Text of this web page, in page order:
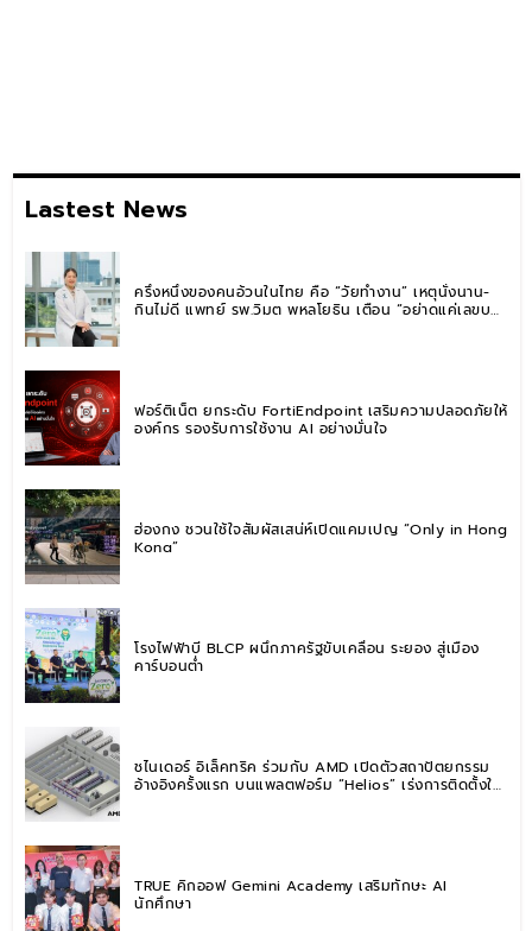
Lastest News
ครึ่งหนึ่งของคนอ้วนในไทย คือ “วัยทำงาน” เหตุนั่งนาน-
กินไม่ดี แพทย์ รพ.วิมุต พหลโยธิน เตือน “อย่าดูแค่เลขบน
ฟอร์ติเน็ต ยกระดับ FortiEndpoint เสริมความปลอดภัยให้
องค์กร รองรับการใช้งาน AI อย่างมั่นใจ
ฮ่องกง ชวนใช้ใจสัมผัสเสน่ห์เปิดแคมเปญ “Only in Hong
Kong”
โรงไฟฟ้าบี BLCP ผนึกภาครัฐขับเคลื่อน ระยอง สู่เมือง
คาร์บอนต่ำ
ชไนเดอร์ อิเล็คทริค ร่วมกับ AMD เปิดตัวสถาปัตยกรรม
อ้างอิงครั้งแรก บนแพลตฟอร์ม “Helios” เร่งการติดตั้งใช้
TRUE คิกออฟ Gemini Academy เสริมทักษะ AI
นักศึกษา